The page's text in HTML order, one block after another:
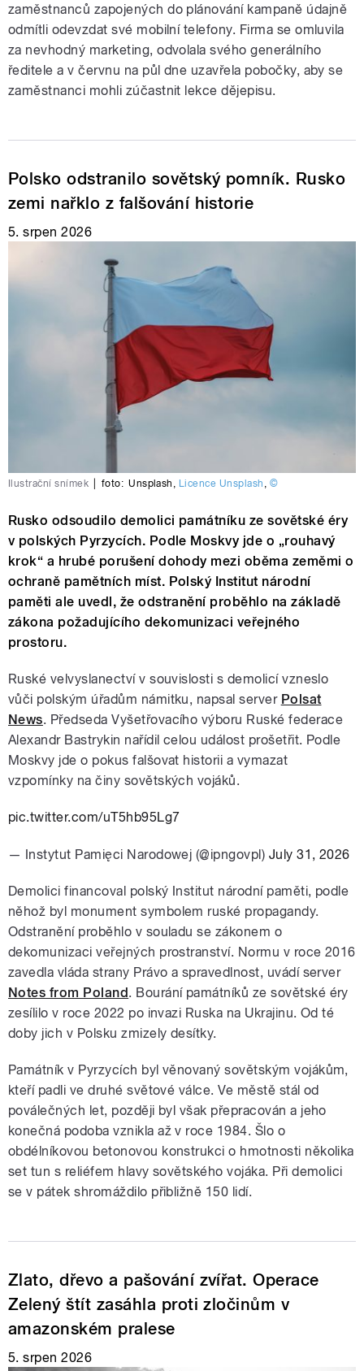
zaměstnanců zapojených do plánování kampaně údajně
odmítli odevzdat své mobilní telefony. Firma se omluvila
za nevhodný marketing, odvolala svého generálního
ředitele a v červnu na půl dne uzavřela pobočky, aby se
zaměstnanci mohli zúčastnit lekce dějepisu.
Polsko odstranilo sovětský pomník. Rusko
zemi nařklo z falšování historie
5. srpen 2026
Ilustrační snímek foto: Unsplash , Licence Unsplash , ©
Rusko odsoudilo demolici památníku ze sovětské éry
v polských Pyrzycích. Podle Moskvy jde o „rouhavý
krok“ a hrubé porušení dohody mezi oběma zeměmi o
ochraně pamětních míst. Polský Institut národní
paměti ale uvedl, že odstranění proběhlo na základě
zákona požadujícího dekomunizaci veřejného
prostoru.
Ruské velvyslanectví v souvislosti s demolicí vzneslo
vůči polským úřadům námitku, napsal server Polsat
News. Předseda Vyšetřovacího výboru Ruské federace
Alexandr Bastrykin nařídil celou událost prošetřit. Podle
Moskvy jde o pokus falšovat historii a vymazat
vzpomínky na činy sovětských vojáků.
pic.twitter.com/uT5hb95Lg7
— Instytut Pamięci Narodowej (@ipngovpl) July 31, 2026
Demolici financoval polský Institut národní paměti, podle
něhož byl monument symbolem ruské propagandy.
Odstranění proběhlo v souladu se zákonem o
dekomunizaci veřejných prostranství. Normu v roce 2016
zavedla vláda strany Právo a spravedlnost, uvádí server
Notes from Poland. Bourání památníků ze sovětské éry
zesílilo v roce 2022 po invazi Ruska na Ukrajinu. Od té
doby jich v Polsku zmizely desítky.
Památník v Pyrzycích byl věnovaný sovětským vojákům,
kteří padli ve druhé světové válce. Ve městě stál od
poválečných let, později byl však přepracován a jeho
konečná podoba vznikla až v roce 1984. Šlo o
obdélníkovou betonovou konstrukci o hmotnosti několika
set tun s reliéfem hlavy sovětského vojáka. Při demolici
se v pátek shromáždilo přibližně 150 lidí.
Zlato, dřevo a pašování zvířat. Operace
Zelený štít zasáhla proti zločinům v
amazonském pralese
5. srpen 2026